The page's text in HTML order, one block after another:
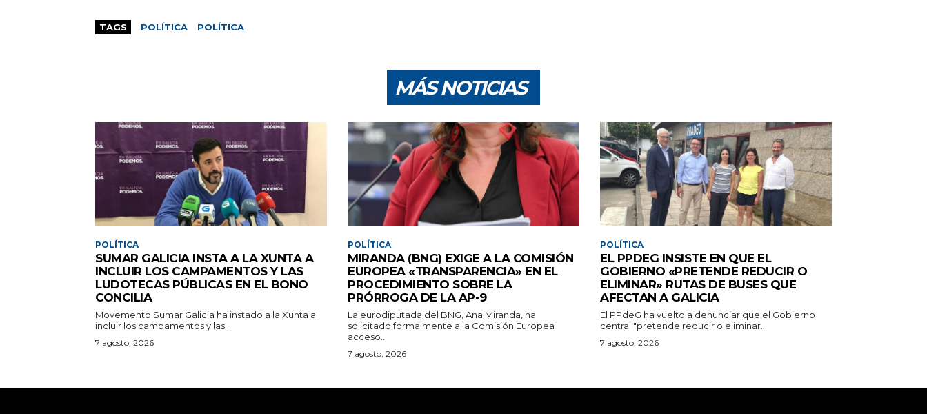
TAGS POLÍTICA POLÍTICA
MÁS NOTICIAS
POLÍTICA
SUMAR GALICIA INSTA A LA XUNTA A
INCLUIR LOS CAMPAMENTOS Y LAS
LUDOTECAS PÚBLICAS EN EL BONO
CONCILIA
Movemento Sumar Galicia ha instado a la Xunta a
incluir los campamentos y las...
7 agosto, 2026
POLÍTICA
MIRANDA (BNG) EXIGE A LA COMISIÓN
EUROPEA «TRANSPARENCIA» EN EL
PROCEDIMIENTO SOBRE LA
PRÓRROGA DE LA AP-9
La eurodiputada del BNG, Ana Miranda, ha
solicitado formalmente a la Comisión Europea
acceso...
7 agosto, 2026
POLÍTICA
EL PPDEG INSISTE EN QUE EL
GOBIERNO «PRETENDE REDUCIR O
ELIMINAR» RUTAS DE BUSES QUE
AFECTAN A GALICIA
El PPdeG ha vuelto a denunciar que el Gobierno
central "pretende reducir o eliminar...
7 agosto, 2026